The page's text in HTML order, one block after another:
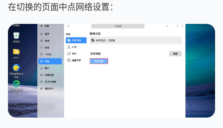
在切换的页面中点网络设置：